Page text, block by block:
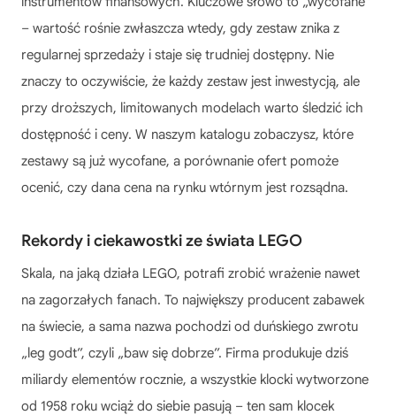
– wartość rośnie zwłaszcza wtedy, gdy zestaw znika z
regularnej sprzedaży i staje się trudniej dostępny. Nie
znaczy to oczywiście, że każdy zestaw jest inwestycją, ale
przy droższych, limitowanych modelach warto śledzić ich
dostępność i ceny. W naszym katalogu zobaczysz, które
zestawy są już wycofane, a porównanie ofert pomoże
ocenić, czy dana cena na rynku wtórnym jest rozsądna.
Rekordy i ciekawostki ze świata LEGO
Skala, na jaką działa LEGO, potrafi zrobić wrażenie nawet
na zagorzałych fanach. To największy producent zabawek
na świecie, a sama nazwa pochodzi od duńskiego zwrotu
„leg godt”, czyli „baw się dobrze”. Firma produkuje dziś
miliardy elementów rocznie, a wszystkie klocki wytworzone
od 1958 roku wciąż do siebie pasują – ten sam klocek